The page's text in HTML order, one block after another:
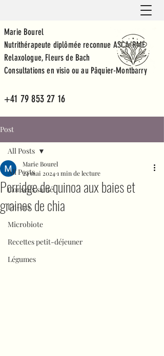
Marie Bourel
Nutrithérapeute diplômée reconnue ASCA/RME
Relaxologue, Fleurs de Bach
Consultations en visio ou au Pâquier-Montbarry
+41 79 853 27 16
Post
All Posts
Conseils santé
En-cas
Microbiote
Recettes petit-déjeuner
Légumes
All Posts
Porridge de quinoa aux baies et
graines de chia
Marie Bourel
24 mai 20241 min de lecture